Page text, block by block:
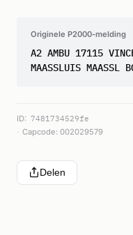
Originele P2000-melding
A2 AMBU 17115
MAASSLUIS MAASSL
ID: 7481734529fe
Capcode: 002029579
Delen